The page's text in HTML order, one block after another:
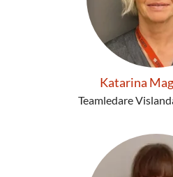
Katarina
Teamledare